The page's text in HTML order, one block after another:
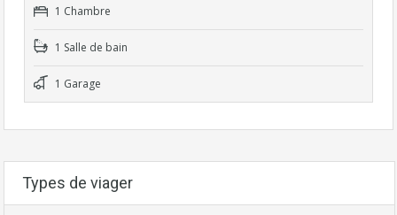
1 Chambre
1 Salle de bain
1 Garage
Types de viager